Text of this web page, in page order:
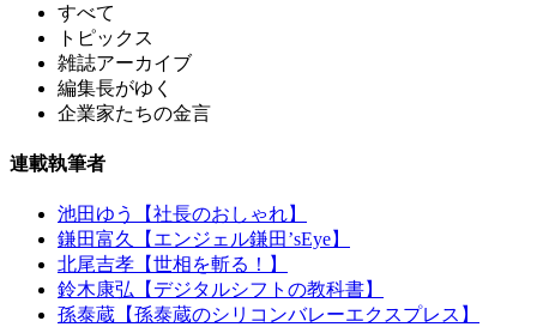
すべて
トピックス
雑誌アーカイブ
編集長がゆく
企業家たちの金言
連載執筆者
池田ゆう【社長のおしゃれ】
鎌田富久【エンジェル鎌田’sEye】
北尾吉孝【世相を斬る！】
鈴木康弘【デジタルシフトの教科書】
孫泰蔵【孫泰蔵のシリコンバレーエクスプレス】